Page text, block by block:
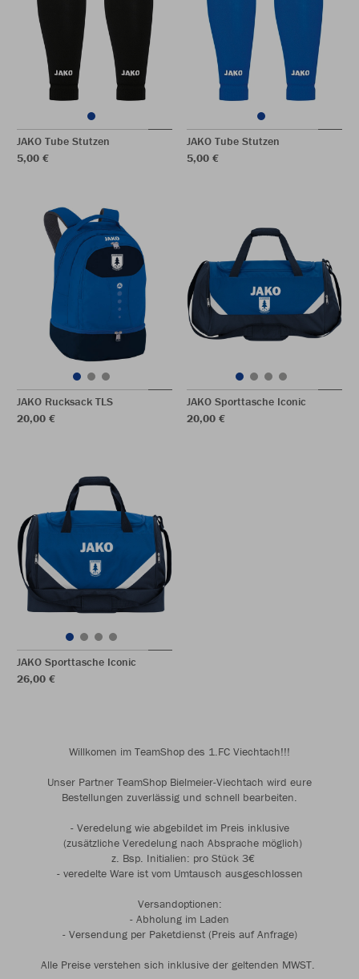
JAKO Tube Stutzen
5,00 €
JAKO Tube Stutzen
5,00 €
JAKO Rucksack TLS
20,00 €
JAKO Sporttasche Iconic
20,00 €
JAKO Sporttasche Iconic
26,00 €
Willkomen im TeamShop des 1.FC Viechtach!!!
Unser Partner TeamShop Bielmeier-Viechtach wird eure
Bestellungen zuverlässig und schnell bearbeiten.
- Veredelung wie abgebildet im Preis inklusive
(zusätzliche Veredelung nach Absprache möglich)
z. Bsp. Initialien: pro Stück 3€
- veredelte Ware ist vom Umtausch ausgeschlossen
Versandoptionen:
- Abholung im Laden
- Versendung per Paketdienst (Preis auf Anfrage)
Alle Preise verstehen sich inklusive der geltenden MWST.